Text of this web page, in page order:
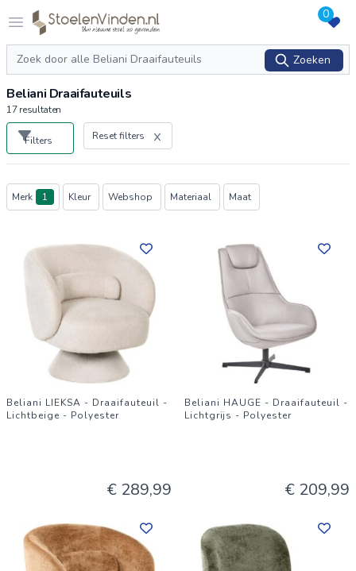
Open menu
Logo stoelenvinden.nl 0
Zoeken
Zoeken
Beliani Draaifauteuils
17resultaten
Filters Reset filters
Producten
Merk 1 Kleur Webshop Materiaal Maat
Beliani LIEKSA - Draaifauteuil -
Lichtbeige - Polyester
€ 289,99
Beliani HAUGE - Draaifauteuil -
Lichtgrijs - Polyester
€ 209,99